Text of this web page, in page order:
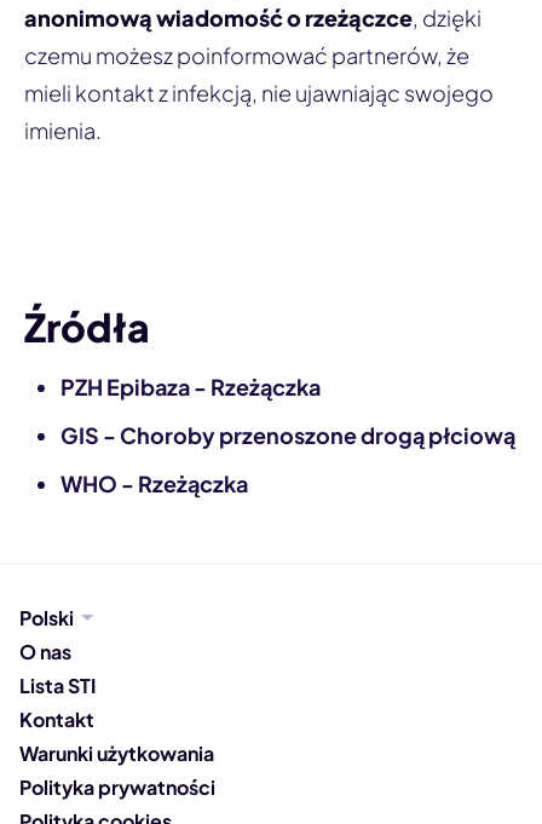
anonimową wiadomość o rzeżączce, dzięki
czemu możesz poinformować partnerów, że
mieli kontakt z infekcją, nie ujawniając swojego
imienia.
Źródła
PZH Epibaza - Rzeżączka
GIS - Choroby przenoszone drogą płciową
WHO - Rzeżączka
Polski
O nas
Lista STI
Kontakt
Warunki użytkowania
Polityka prywatności